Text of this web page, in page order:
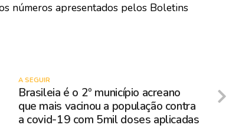
números apresentados pelos Boletins
A SEGUIR
Brasileia é o 2º município acreano
que mais vacinou a população contra
a covid-19 com 5mil doses aplicadas